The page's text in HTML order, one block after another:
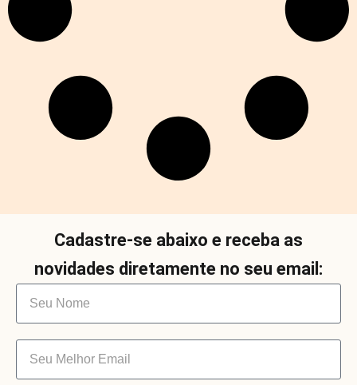
Cadastre-se abaixo e receba as
novidades diretamente no seu email: